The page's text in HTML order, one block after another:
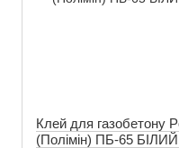
Клей для газобетону
(Полімін) ПБ-65 БІЛИЙ